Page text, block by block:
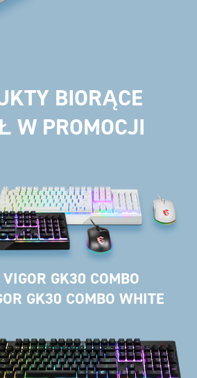
BIORĄCE
W PROMOCJI
GK30 COMBO
GK30 COMBO WHITE